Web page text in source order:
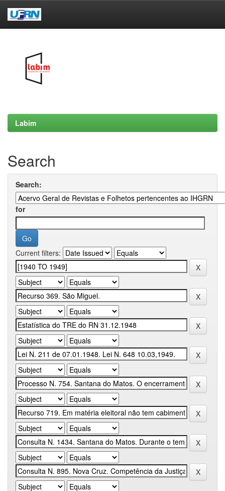
Labim
Search
Search:
for
Current filters: